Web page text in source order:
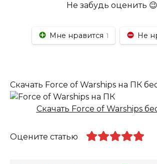
Не забудь оценить 😉
Мне нравится 1 Не
Скачать Force of Warships на ПК
Скачать Force of Warships
Оцените статью